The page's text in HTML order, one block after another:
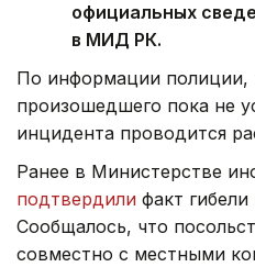
официальных
в МИД РК.
По информации полиции,
произошедшего пока не
инцидента проводится
Ранее в Министерстве
подтвердили факт
Сообщалось, что
совместно с местными